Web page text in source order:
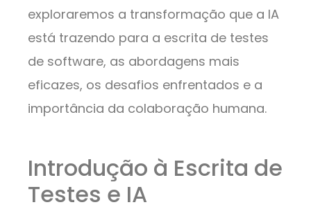
exploraremos a transformação que a IA
está trazendo para a escrita de testes
de software, as abordagens mais
eficazes, os desafios enfrentados e a
importância da colaboração humana.
Introdução à Escrita de
Testes e IA